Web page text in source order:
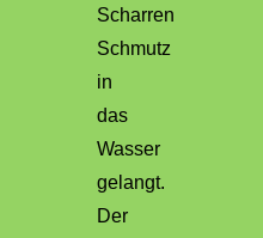
Scharren
Schmutz
in
das
Wasser
gelangt.
Der